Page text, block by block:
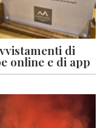
di
online e di app